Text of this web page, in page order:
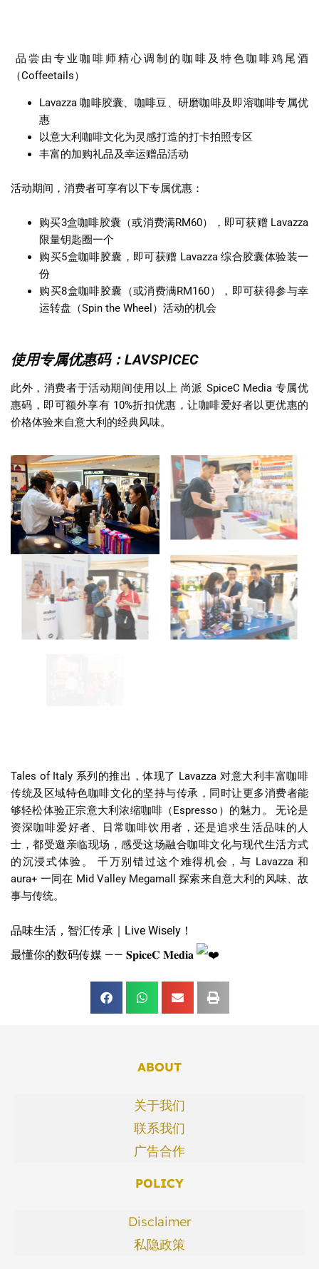
品尝由专业咖啡师精心调制的咖啡及特色咖啡鸡尾酒
（Coffeetails）
Lavazza 咖啡胶囊、咖啡豆、研磨咖啡及即溶咖啡专属优
惠
以意大利咖啡文化为灵感打造的打卡拍照专区
丰富的加购礼品及幸运赠品活动
活动期间，消费者可享有以下专属优惠：
购买3盒咖啡胶囊（或消费满RM60），即可获赠 Lavazza
限量钥匙圈一个
⁠购买5盒咖啡胶囊，即可获赠 Lavazza 综合胶囊体验装一
份
⁠购买8盒咖啡胶囊（或消费满RM160），即可获得参与幸
运转盘（Spin the Wheel）活动的机会
使用专属优惠码：LAVSPICEC
此外，消费者于活动期间使用以上 尚派 SpiceC Media 专属优
惠码，即可额外享有 10%折扣优惠，让咖啡爱好者以更优惠的
价格体验来自意大利的经典风味。
Tales of Italy 系列的推出，体现了 Lavazza 对意大利丰富咖啡
传统及区域特色咖啡文化的坚持与传承，同时让更多消费者能
够轻松体验正宗意大利浓缩咖啡（Espresso）的魅力。 无论是
资深咖啡爱好者、日常咖啡饮用者，还是追求生活品味的人
士，都受邀亲临现场，感受这场融合咖啡文化与现代生活方式
的沉浸式体验。 千万别错过这个难得机会，与 Lavazza 和
aura+ 一同在 Mid Valley Megamall 探索来自意大利的风味、故
事与传统。
品味生活，智汇传承｜Live Wisely！
最懂你的数码传媒 —— 𝐒𝐩𝐢𝐜𝐞𝐂 𝐌𝐞𝐝𝐢𝐚
ABOUT
关于我们
联系我们
广告合作
POLICY
Disclaimer
私隐政策